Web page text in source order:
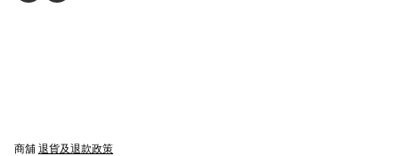
商舖 退貨及退款政策